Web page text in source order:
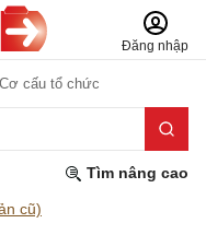
Đăng nhập
Cơ cấu tổ chức
Tìm nâng cao
cũ)